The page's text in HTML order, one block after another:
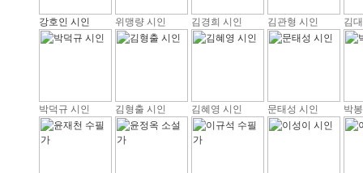
강호인 시인 위맹량 시인 김경희 시인 김관형 시인 김
박덕규 시인 김형출 시인 김혜영 시인 문태성 시인 박